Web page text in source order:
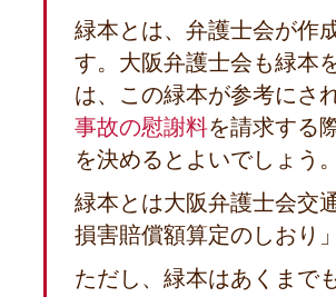
緑本とは、弁護士会が作
す。大阪弁護士会も緑本
は、この緑本が参考にさ
事故の慰謝料を請求する
を決めるとよいでしょう。
緑本とは大阪弁護士会交
損害賠償額算定のしおり
ただし、緑本はあくまで